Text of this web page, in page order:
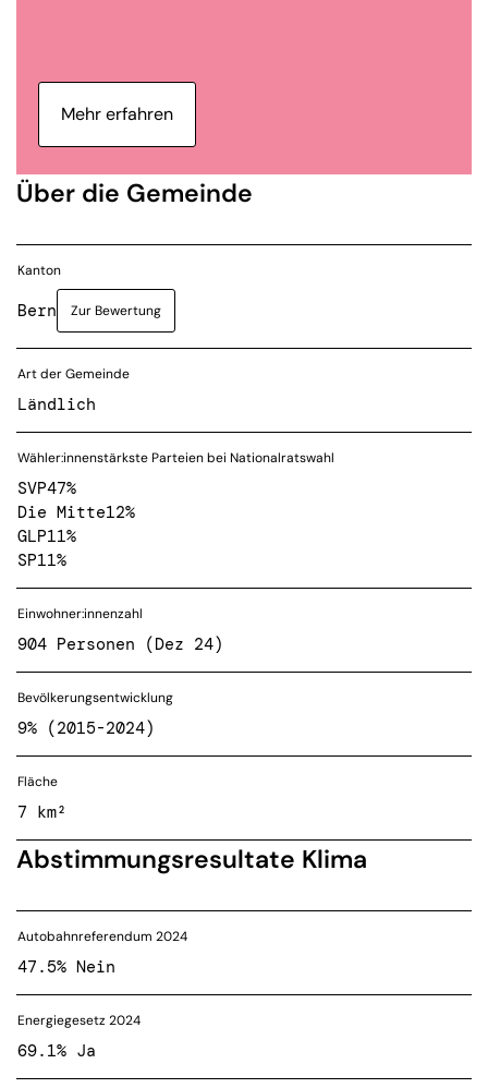
Mehr erfahren
Über die Gemeinde
Kanton
Bern Zur Bewertung
Art der Gemeinde
Ländlich
Wähler:innenstärkste Parteien bei Nationalratswahl
SVP47%
Die Mitte12%
GLP11%
SP11%
Einwohner:innenzahl
904 Personen (Dez 24)
Bevölkerungsentwicklung
9% (2015-2024)
Fläche
7 km²
Abstimmungsresultate Klima
Autobahnreferendum 2024
47.5% Nein
Energiegesetz 2024
69.1% Ja